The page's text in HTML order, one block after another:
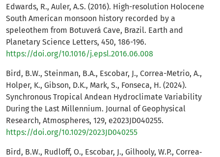
Edwards, R., Auler, A.S. (2016). High-resolution Holocene
South American monsoon history recorded by a
speleothem from Botuverá Cave, Brazil. Earth and
Planetary Science Letters, 450, 186-196.
https://doi.org/10.1016/j.epsl.2016.06.008
Bird, B.W., Steinman, B.A., Escobar, J., Correa-Metrio, A.,
Holper, K., Gibson, D.K., Mark, S., Fonseca, H. (2024).
Synchronous Tropical Andean Hydroclimate Variability
During the Last Millennium. Journal of Geophysical
Research, Atmospheres, 129, e2023JD040255.
https://doi.org/10.1029/2023JD040255
Bird, B.W., Rudloff, O., Escobar, J., Gilhooly, W.P., Correa‐